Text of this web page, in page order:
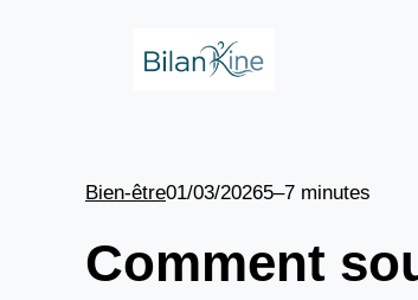
Bien-être01/03/20265–7 minutes
Comment